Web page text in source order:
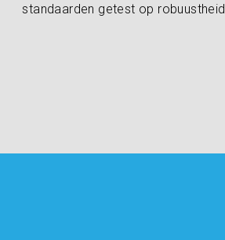
standaarden getest op robuustheid.